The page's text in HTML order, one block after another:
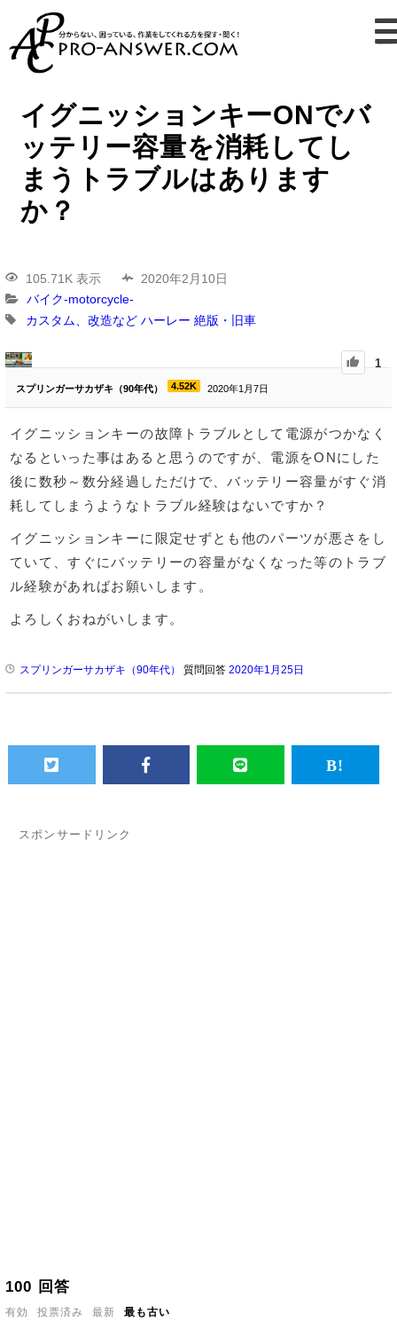
イグニッションキーONでバ
ッテリー容量を消耗してし
まうトラブルはあります
か？
105.71K 表示
2020年2月10日
バイク-motorcycle-
カスタム、改造など ハーレー 絶版・旧車
1
スプリンガーサカザキ（90年代） 4.52K 2020年1月7日
イグニッションキーの故障トラブルとして電源がつかなく
なるといった事はあると思うのですが、電源をONにした
後に数秒～数分経過しただけで、バッテリー容量がすぐ消
耗してしまうようなトラブル経験はないですか？
イグニッションキーに限定せずとも他のパーツが悪さをし
ていて、すぐにバッテリーの容量がなくなった等のトラブ
ル経験があればお願いします。
よろしくおねがいします。
スプリンガーサカザキ（90年代） 質問回答 2020年1月25日
スポンサードリンク
100 回答
有効 投票済み 最新 最も古い